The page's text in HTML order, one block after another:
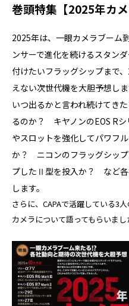
巻頭特集【2025年カメ
2025年は、一眼カメラブーム
ンサーで進化を続けるスタン
付けたいフラッグシップまで
えない次世代機を大胆予想しま
いつ出るかと言われ続けてき
るのか？ キヤノンのEOS R
やスロットを強化してパワフ
か？ ニコンのフラッグシッ
プしたⅡ型を投入か？ など各
します。
さらに、CAPAで活躍している3
カメラについて語ってもらいまし